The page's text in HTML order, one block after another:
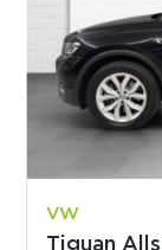
VW
Tiguan